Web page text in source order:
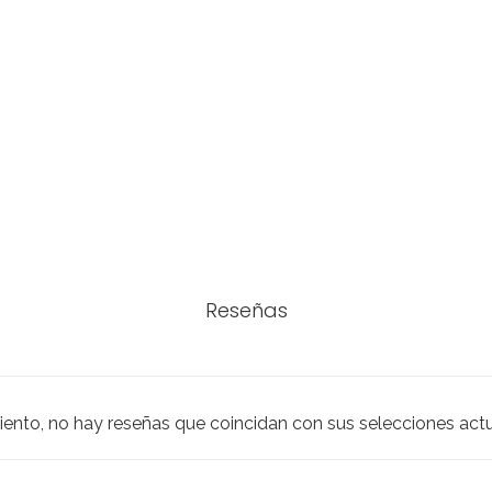
Reseñas
no hay reseñas que coincidan con sus selecciones